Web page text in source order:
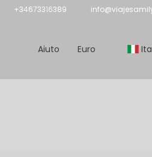
+34673316389
Aiuto Euro